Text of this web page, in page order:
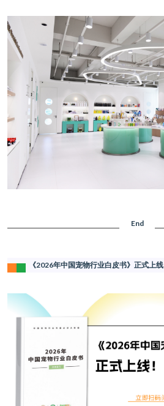
End
《2026年中国宠物行业白皮书》正式上线